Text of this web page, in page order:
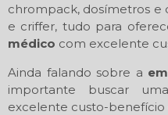
chrompack, dosímetros
e criffer, tudo para
médico com excelente
Ainda falando sobre a
importante buscar
excelente custo-benefício